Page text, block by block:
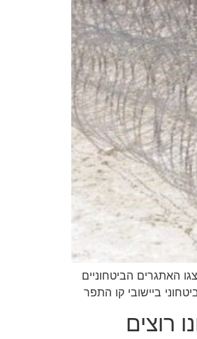
האתגרים הביטחוניים
ביישובי קו התפר
רוצים